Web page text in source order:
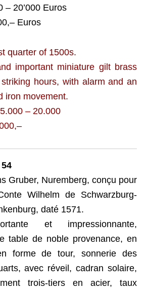
– 20’000 Euros
Euros
quarter of 1500s.
important miniature gilt brass
hours, with alarm and an
iron movement.
– 20.000
Gruber, Nuremberg, conçu pour
Wilhelm de Schwarzburg-
daté 1571.
et impressionnante,
table de noble provenance, en
forme de tour, sonnerie des
avec réveil, cadran solaire,
trois-tiers en acier, taux